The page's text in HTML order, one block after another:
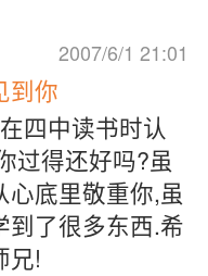
2007/6/1 21:01
到你
四中读书时认
过得还好吗?虽
底里敬重你,虽
到了很多东西.希
兄!